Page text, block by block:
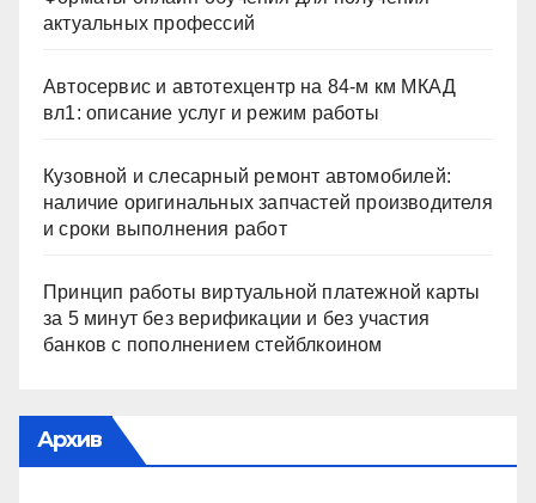
актуальных профессий
Автосервис и автотехцентр на 84-м км МКАД
вл1: описание услуг и режим работы
Кузовной и слесарный ремонт автомобилей:
наличие оригинальных запчастей производителя
и сроки выполнения работ
Принцип работы виртуальной платежной карты
за 5 минут без верификации и без участия
банков с пополнением стейблкоином
Архив